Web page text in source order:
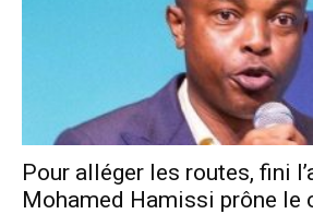
Pour alléger les routes, fini
Mohamed Hamissi prône le